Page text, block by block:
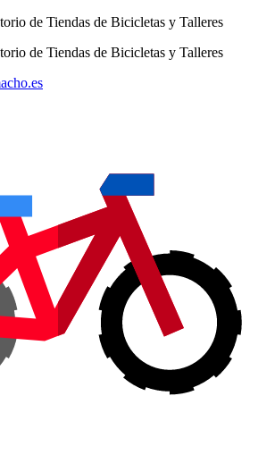
de Tiendas de Bicicletas y Talleres
de Tiendas de Bicicletas y Talleres